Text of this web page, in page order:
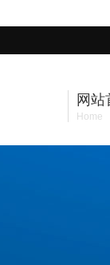
网站
Home